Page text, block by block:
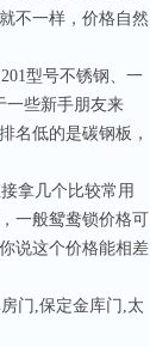
不一样，价格自然
201型号不锈钢、一
一些新手朋友来
名低的是碳钢板，
拿几个比较常用
一般鸳鸯锁价格可
说这个价格能相差
门 ,保定金库门 ,太